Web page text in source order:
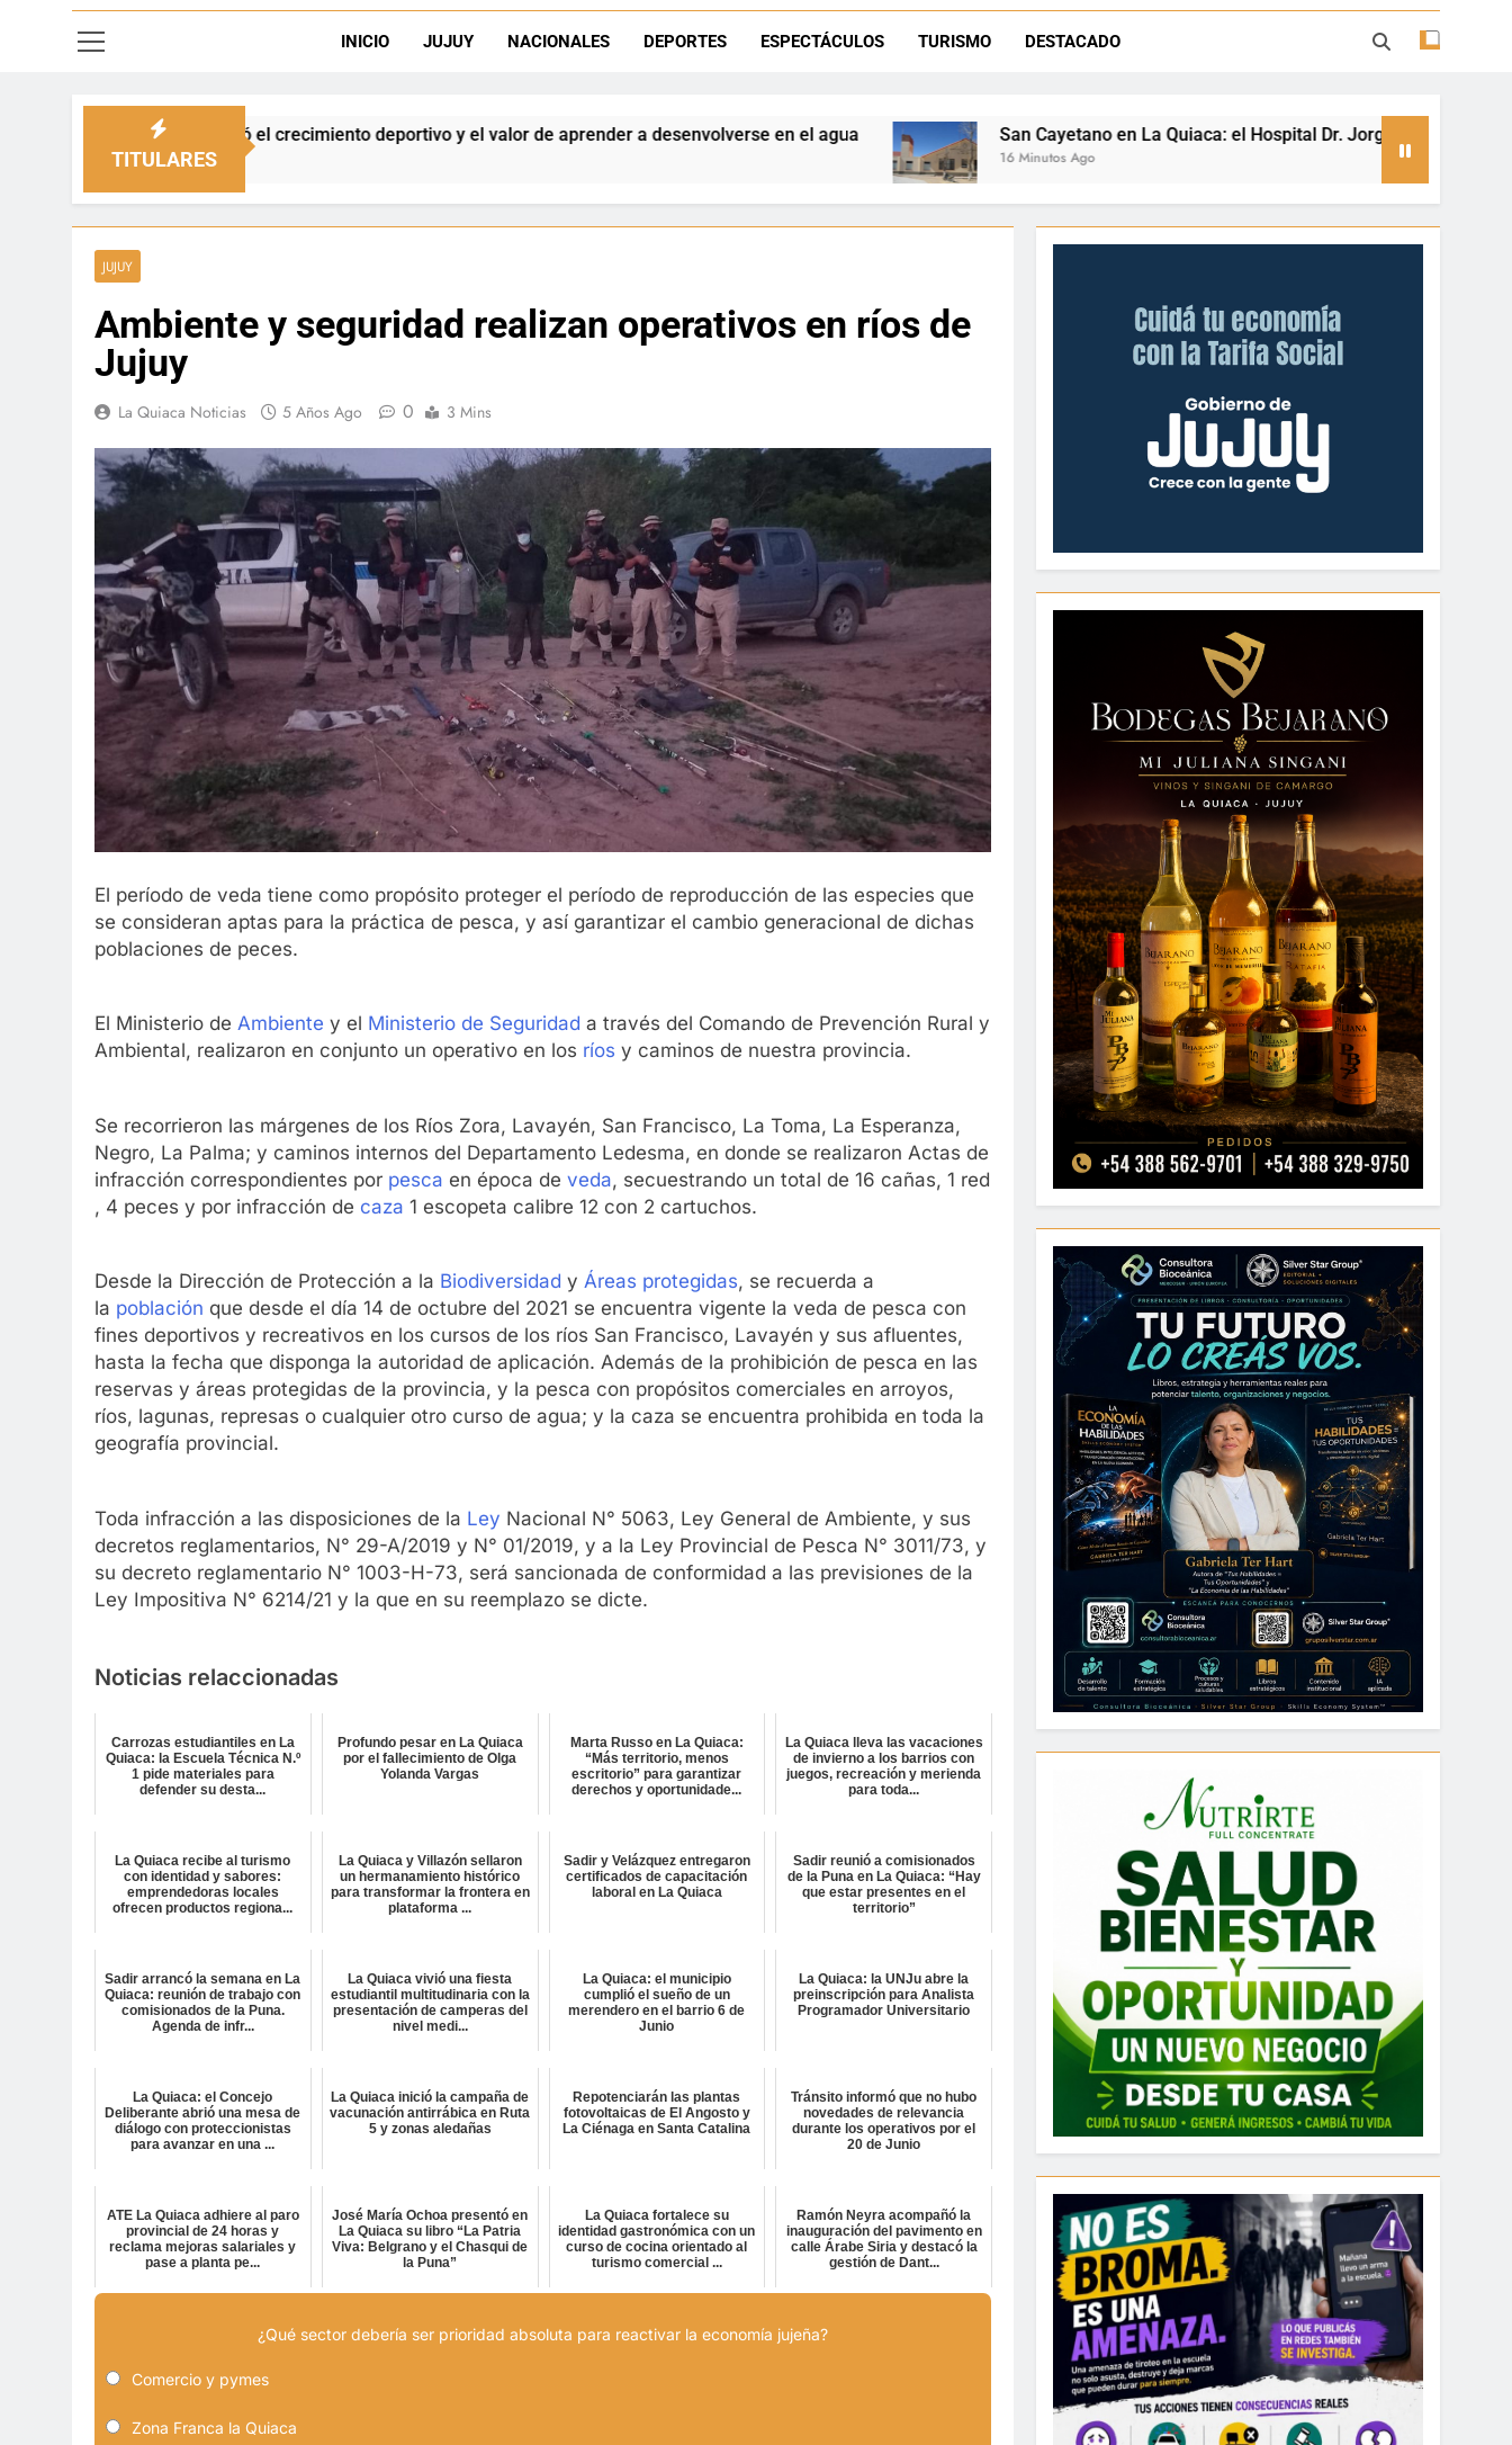
Fernando Rejal respaldó a Dante Velázquez en el Senado: “No queremos que se venda nuestra frontera”
INICIO JUJUY NACIONALES DEPORTES ESPECTÁCULOS TURISMO DESTACADO
TITULARES
el crecimiento deportivo y el valor de aprender a desenvolverse en el agua San Cayetano en La Quiaca: el Hospital Dr. Jorge Uro celebra a su patrono con fe,
16 Minutos Ago
JUJUY
Ambiente y seguridad realizan operativos en ríos de
Jujuy
La Quiaca Noticias 5 Años Ago 0 3 Mins
El período de veda tiene como propósito proteger el período de reproducción de las especies que
se consideran aptas para la práctica de pesca, y así garantizar el cambio generacional de dichas
poblaciones de peces.
El Ministerio de Ambiente y el Ministerio de Seguridad a través del Comando de Prevención Rural y
Ambiental, realizaron en conjunto un operativo en los ríos y caminos de nuestra provincia.
Se recorrieron las márgenes de los Ríos Zora, Lavayén, San Francisco, La Toma, La Esperanza,
Negro, La Palma; y caminos internos del Departamento Ledesma, en donde se realizaron Actas de
infracción correspondientes por pesca en época de veda, secuestrando un total de 16 cañas, 1 red
, 4 peces y por infracción de caza 1 escopeta calibre 12 con 2 cartuchos.
Desde la Dirección de Protección a la Biodiversidad y Áreas protegidas, se recuerda a
la población que desde el día 14 de octubre del 2021 se encuentra vigente la veda de pesca con
fines deportivos y recreativos en los cursos de los ríos San Francisco, Lavayén y sus afluentes,
hasta la fecha que disponga la autoridad de aplicación. Además de la prohibición de pesca en las
reservas y áreas protegidas de la provincia, y la pesca con propósitos comerciales en arroyos,
ríos, lagunas, represas o cualquier otro curso de agua; y la caza se encuentra prohibida en toda la
geografía provincial.
Toda infracción a las disposiciones de la Ley Nacional N° 5063, Ley General de Ambiente, y sus
decretos reglamentarios, N° 29-A/2019 y N° 01/2019, y a la Ley Provincial de Pesca N° 3011/73, y
su decreto reglamentario N° 1003-H-73, será sancionada de conformidad a las previsiones de la
Ley Impositiva N° 6214/21 y la que en su reemplazo se dicte.
Noticias relaccionadas
Carrozas estudiantiles en La
Quiaca: la Escuela Técnica N.º
1 pide materiales para
defender su desta...
Profundo pesar en La Quiaca
por el fallecimiento de Olga
Yolanda Vargas
Marta Russo en La Quiaca:
“Más territorio, menos
escritorio” para garantizar
derechos y oportunidade...
La Quiaca lleva las vacaciones
de invierno a los barrios con
juegos, recreación y merienda
para toda...
La Quiaca recibe al turismo
con identidad y sabores:
emprendedoras locales
ofrecen productos regiona...
La Quiaca y Villazón sellaron
un hermanamiento histórico
para transformar la frontera en
plataforma ...
Sadir y Velázquez entregaron
certificados de capacitación
laboral en La Quiaca
Sadir reunió a comisionados
de la Puna en La Quiaca: “Hay
que estar presentes en el
territorio”
Sadir arrancó la semana en La
Quiaca: reunión de trabajo con
comisionados de la Puna.
Agenda de infr...
La Quiaca vivió una fiesta
estudiantil multitudinaria con la
presentación de camperas del
nivel medi...
La Quiaca: el municipio
cumplió el sueño de un
merendero en el barrio 6 de
Junio
La Quiaca: la UNJu abre la
preinscripción para Analista
Programador Universitario
La Quiaca: el Concejo
Deliberante abrió una mesa de
diálogo con proteccionistas
para avanzar en una ...
La Quiaca inició la campaña de
vacunación antirrábica en Ruta
5 y zonas aledañas
Repotenciarán las plantas
fotovoltaicas de El Angosto y
La Ciénaga en Santa Catalina
Tránsito informó que no hubo
novedades de relevancia
durante los operativos por el
20 de Junio
ATE La Quiaca adhiere al paro
provincial de 24 horas y
reclama mejoras salariales y
pase a planta pe...
José María Ochoa presentó en
La Quiaca su libro “La Patria
Viva: Belgrano y el Chasqui de
la Puna”
La Quiaca fortalece su
identidad gastronómica con un
curso de cocina orientado al
turismo comercial ...
Ramón Neyra acompañó la
inauguración del pavimento en
calle Árabe Siria y destacó la
gestión de Dant...
¿Qué sector debería ser prioridad absoluta para reactivar la economía jujeña?
Comercio y pymes
Zona Franca la Quiaca